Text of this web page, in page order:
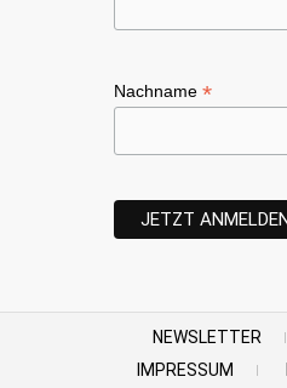
Nachname *
NEWSLETTER
IMPRESSUM